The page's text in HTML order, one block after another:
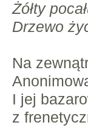
Żółty
Drzewo
Na
I jej
z